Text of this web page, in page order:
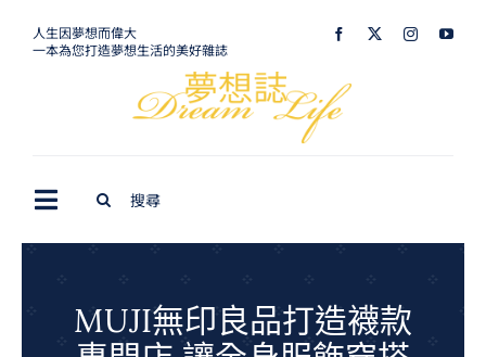
人生因夢想而偉大
一本為您打造夢想生活的美好雜誌
Toggle
Navigation
生活美學
MUJI無印良品打造襪款